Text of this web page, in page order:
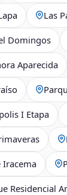
Las
Domingos
Aparecida
I Etapa
Iracema
Residencial